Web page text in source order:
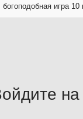
богоподобная игра 10
на